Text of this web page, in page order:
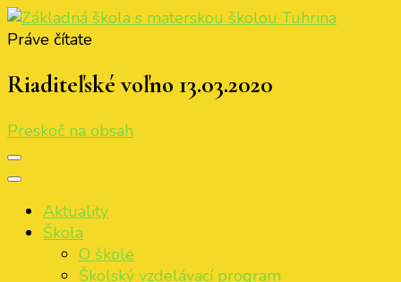
Práve čítate
Riaditeľské voľno 13.03.2020
Preskoč na obsah
Aktuality
Škola
O škole
Školský vzdelávací program